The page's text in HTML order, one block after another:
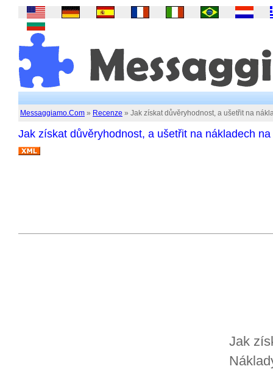
Messaggiamo.Com » Recenze » Jak získat důvěryhodnost, a ušetřit na
Jak získat důvěryhodnost, a ušetřit na nákladech
Jak